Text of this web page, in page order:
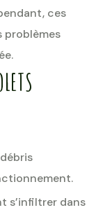
ces
problèmes
s’infiltrer dans